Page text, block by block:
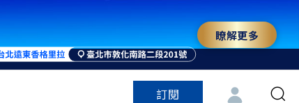
瞭解更多
訂閱
特色頻道